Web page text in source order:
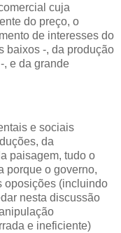
cuja
do preço, o
de interesses do
baixos -, da produção
, e da grande
e sociais
da
paisagem, tudo o
porque o governo,
oposições (incluindo
nesta discussão
e ineficiente)